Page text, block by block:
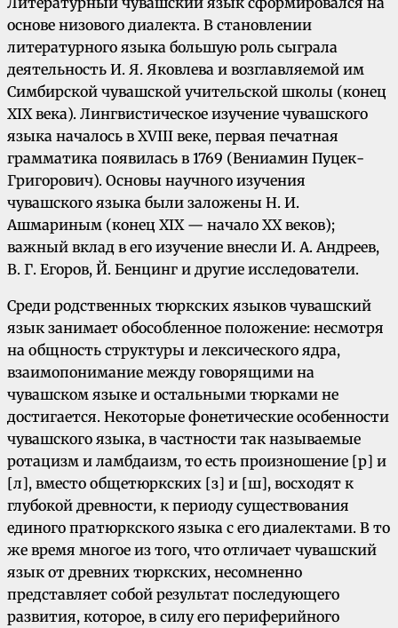
основе низового диалекта. В становлении
литературного языка большую роль сыграла
деятельность И. Я. Яковлева и возглавляемой им
Симбирской чувашской учительской школы (конец
XIX века). Лингвистическое изучение чувашского
языка началось в XVIII веке, первая печатная
грамматика появилась в 1769 (Вениамин Пуцек-
Григорович). Основы научного изучения
чувашского языка были заложены Н. И.
Ашмариным (конец XIX — начало XX веков);
важный вклад в его изучение внесли И. А. Андреев,
В. Г. Егоров, Й. Бенцинг и другие исследователи.
Среди родственных тюркских языков чувашский
язык занимает обособленное положение: несмотря
на общность структуры и лексического ядра,
взаимопонимание между говорящими на
чувашском языке и остальными тюрками не
достигается. Некоторые фонетические особенности
чувашского языка, в частности так называемые
ротацизм и ламбдаизм, то есть произношение [р] и
[л], вместо общетюркских [з] и [ш], восходят к
глубокой древности, к периоду существования
единого пратюркского языка с его диалектами. В то
же время многое из того, что отличает чувашский
язык от древних тюркских, несомненно
представляет собой результат последующего
развития, которое, в силу его периферийного